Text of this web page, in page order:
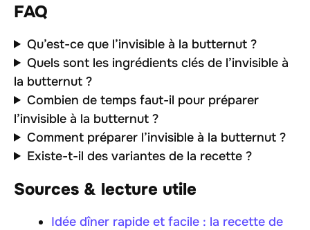
FAQ
Qu’est-ce que l’invisible à la butternut ?
Quels sont les ingrédients clés de l’invisible à
la butternut ?
Combien de temps faut-il pour préparer
l’invisible à la butternut ?
Comment préparer l’invisible à la butternut ?
Existe-t-il des variantes de la recette ?
Sources & lecture utile
Idée dîner rapide et facile : la recette de